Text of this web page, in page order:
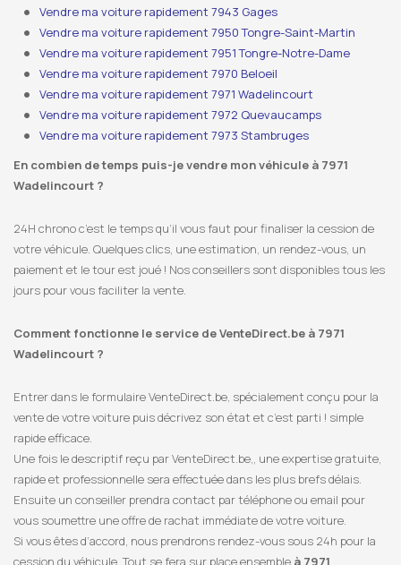
Vendre ma voiture rapidement 7943 Gages
Vendre ma voiture rapidement 7950 Tongre-Saint-Martin
Vendre ma voiture rapidement 7951 Tongre-Notre-Dame
Vendre ma voiture rapidement 7970 Beloeil
Vendre ma voiture rapidement 7971 Wadelincourt
Vendre ma voiture rapidement 7972 Quevaucamps
Vendre ma voiture rapidement 7973 Stambruges
En combien de temps puis-je vendre mon véhicule à 7971
Wadelincourt ?
24H chrono c’est le temps qu’il vous faut pour finaliser la cession de
votre véhicule. Quelques clics, une estimation, un rendez-vous, un
paiement et le tour est joué ! Nos conseillers sont disponibles tous les
jours pour vous faciliter la vente.
Comment fonctionne le service de VenteDirect.be à 7971
Wadelincourt ?
Entrer dans le formulaire VenteDirect.be, spécialement conçu pour la
vente de votre voiture puis décrivez son état et c’est parti ! simple
rapide efficace.
Une fois le descriptif reçu par VenteDirect.be,, une expertise gratuite,
rapide et professionnelle sera effectuée dans les plus brefs délais.
Ensuite un conseiller prendra contact par téléphone ou email pour
vous soumettre une offre de rachat immédiate de votre voiture.
Si vous êtes d’accord, nous prendrons rendez-vous sous 24h pour la
cession du véhicule. Tout se fera sur place ensemble à 7971